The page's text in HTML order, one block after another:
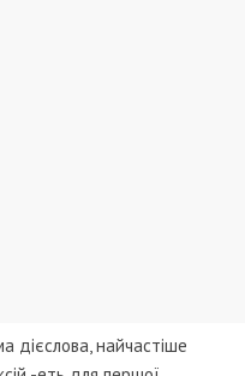
дієслова, найчастіше